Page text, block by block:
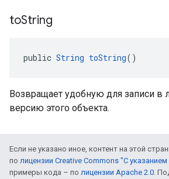
toString
public String toString()
Возвращает удобную для записи в
версию этого объекта.
Если не указано иное, контент на этой
по лицензии Creative Commons "С
примеры кода – по лицензии Apache 2.0.